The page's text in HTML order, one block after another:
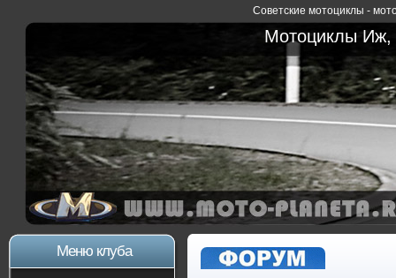
Советские мотоциклы -
Мотоциклы Иж,
Меню клуба